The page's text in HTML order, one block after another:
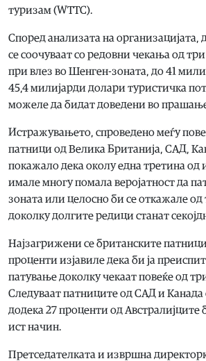
туризам (WTTC).
Според анализата на организацијата,
се соочуваат со редовни чекања од
при влез во Шенген-зоната, до 41
45,4 милијарди долари туристичка
можеле да бидат доведени во
Истражувањето, спроведено меѓу
патници од Велика Британија, САД,
покажало дека околу една третина од
имале многу помала веројатност да
зоната или целосно би се откажале од
доколку долгите редици станат
Најзагрижени се британските
проценти изјавиле дека би ја
патување доколку чекаат повеќе од
Следуваат патниците од САД и Канада
додека 27 проценти од Австралијците
ист начин.
Претседателката и извршна